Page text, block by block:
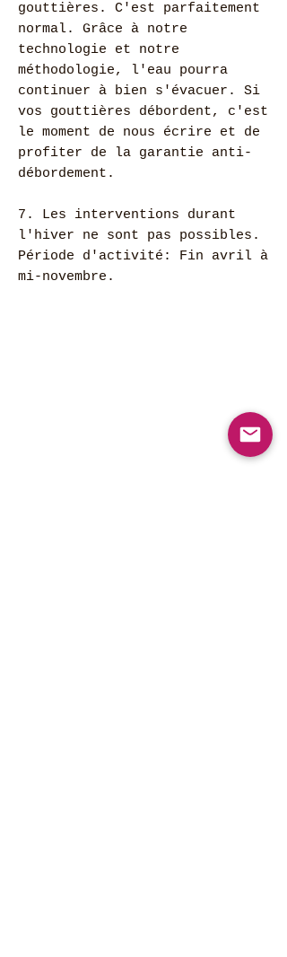
gouttières. C'est parfaitement
normal. Grâce à notre
technologie et notre
méthodologie, l'eau pourra
continuer à bien s'évacuer. Si
vos gouttières débordent, c'est
le moment de nous écrire et de
profiter de la garantie anti-
débordement.
7. Les interventions durant
l'hiver ne sont pas possibles.
Période d'activité: Fin avril à
mi-novembre.